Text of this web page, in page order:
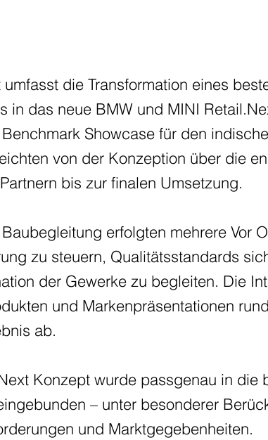
umfasst die Transformation eines
in das neue BMW und MINI
Showcase für den
von der Konzeption über die
bis zur finalen Umsetzung.
erfolgten mehrere Vor
zu steuern, Qualitätsstandards
der Gewerke zu begleiten. Die
und Markenpräsentationen
ab.
Konzept wurde passgenau in die
– unter besonderer
und Marktgegebenheiten.